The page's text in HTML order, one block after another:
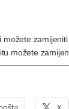
možete
možete